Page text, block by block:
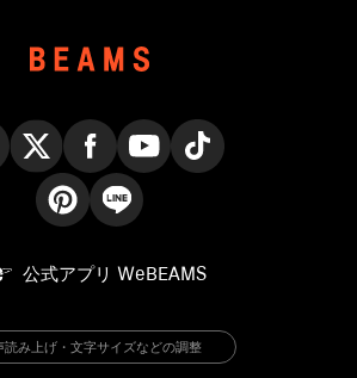
公式アプリ WeBEAMS
読み上げ・文字サイズなどの調整